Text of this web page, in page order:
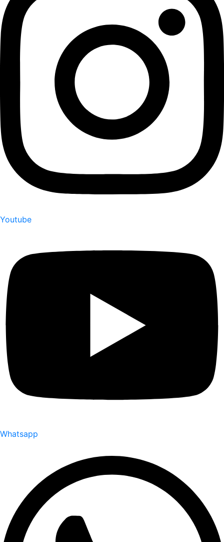
Youtube
Whatsapp